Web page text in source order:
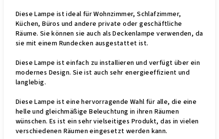
Diese Lampe ist ideal für Wohnzimmer, Schlafzimmer,
Küchen, Büros und andere private oder geschäftliche
Räume. Sie können sie auch als Deckenlampe verwenden, da
sie mit einem Rundecken ausgestattet ist.
Diese Lampe ist einfach zu installieren und verfügt über ein
modernes Design. Sie ist auch sehr energieeffizient und
langlebig.
Diese Lampe ist eine hervorragende Wahl für alle, die eine
helle und gleichmäßige Beleuchtung in ihren Räumen
wünschen. Es ist ein sehr vielseitiges Produkt, das in vielen
verschiedenen Räumen eingesetzt werden kann.